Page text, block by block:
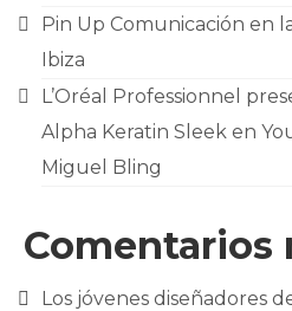
Pin Up Comunicación en
Ibiza
L’Oréal Professionnel
Alpha Keratin Sleek en
Miguel Bling
Comentarios
Los jóvenes diseñadores